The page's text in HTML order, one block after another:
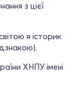
з цієї
я історик
ХНПУ імені